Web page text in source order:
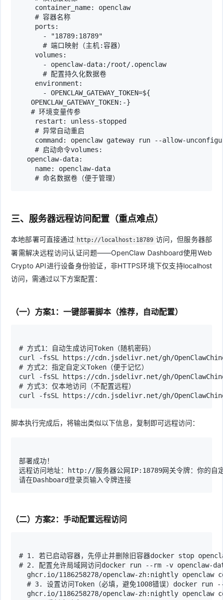
container_name: openclaw
# 容器名称
ports:
- "18789:18789"
# 端口映射（主机:容器）
volumes:
- openclaw-data:/root/.openclaw
# 配置持久化数据卷
environment:
- OPENCLAW_GATEWAY_TOKEN=${
OPENCLAW_GATEWAY_TOKEN:-}
# 环境变量传参
restart: unless-stopped
# 异常自动重启
command: openclaw gateway run --allow-
# 启动命令volumes:
openclaw-data:
name: openclaw-data
# 命名数据卷（便于管理）
三、服务器远程访问配置（重点难点）
本地部署可直接通过 http://localhost:18789 访问，但服务器部
署需解决远程访问认证问题——OpenClaw Dashboard使用Web
Crypto API进行设备身份验证，非HTTPS环境下仅支持localhost
访问，需通过以下方案配置：
（一）方案1：一键部署脚本（推荐，自动配置）
# 方式1：自动生成访问Token（随机密码）
curl -fsSL https://cdn.jsdelivr.net/gh/
# 方式2：指定自定义Token（便于记忆）
curl -fsSL https://cdn.jsdelivr.net/gh/
# 方式3：仅本地访问（不配置远程）
curl -fsSL https://cdn.jsdelivr.net/gh/
脚本执行完成后，将输出类似以下信息，复制即可远程访问：
部署成功！
远程访问地址：http://服务器公网IP:18789网关令牌：你的自
请在Dashboard登录页输入令牌连接
（二）方案2：手动配置远程访问
# 1. 若已启动容器，先停止并删除旧容器docker stop
# 2. 配置允许局域网访问docker run --rm -v
ghcr.io/1186258278/openclaw-zh:nightly openclaw
# 3. 设置访问Token（必填，避免1008错误）docker
ghcr.io/1186258278/openclaw-zh:nightly openclaw